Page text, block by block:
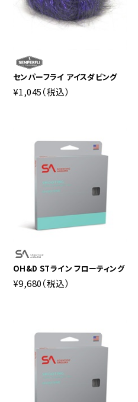
センパーフライ アイスダビング
¥1,045（税込）
OH&D STライン フローティング
¥9,680（税込）